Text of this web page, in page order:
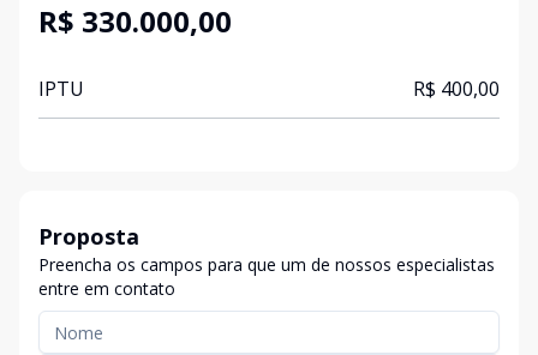
R$ 330.000,00
IPTU R$ 400,00
Proposta
Preencha os campos para que um de nossos especialistas
entre em contato